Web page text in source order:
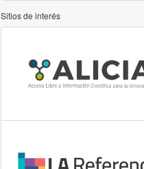
Sitios de interés